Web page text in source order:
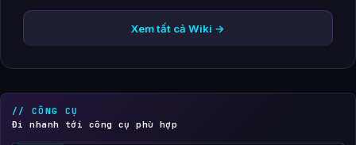
Xem tất cả Wiki →
// CÔNG CỤ
Đi nhanh tới công cụ phù hợp